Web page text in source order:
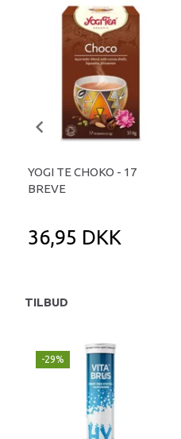
YOGI TE CHOKO - 17
BREVE
36,95 DKK
TILBUD
-29%